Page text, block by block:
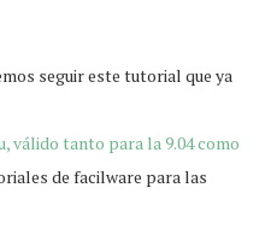
seguir este tutorial que ya
válido tanto para la 9.04 como
de facilware para las